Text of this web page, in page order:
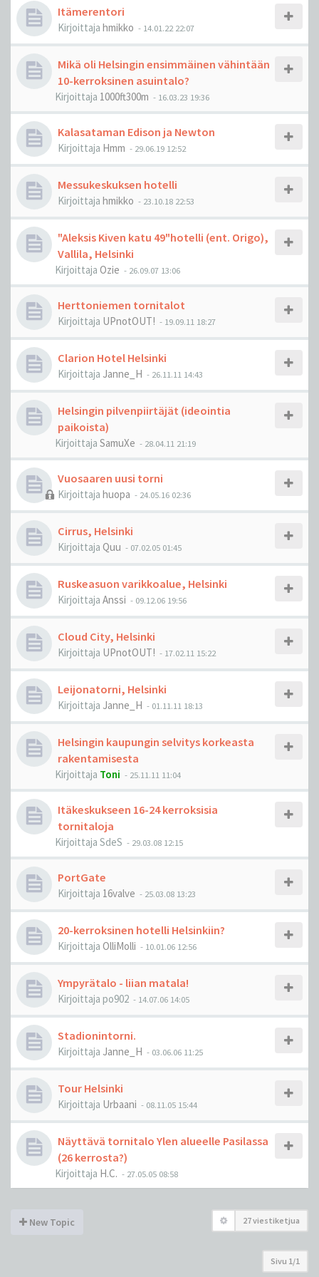
Itämerentori
Kirjoittaja hmikko - 14.01.22 22:07
Mikä oli Helsingin ensimmäinen vähintään
10-kerroksinen asuintalo?
Kirjoittaja 1000ft300m - 16.03.23 19:36
Kalasataman Edison ja Newton
Kirjoittaja Hmm - 29.06.19 12:52
Messukeskuksen hotelli
Kirjoittaja hmikko - 23.10.18 22:53
"Aleksis Kiven katu 49"hotelli (ent. Origo),
Vallila, Helsinki
Kirjoittaja Ozie - 26.09.07 13:06
Herttoniemen tornitalot
Kirjoittaja UPnotOUT! - 19.09.11 18:27
Clarion Hotel Helsinki
Kirjoittaja Janne_H - 26.11.11 14:43
Helsingin pilvenpiirtäjät (ideointia
paikoista)
Kirjoittaja SamuXe - 28.04.11 21:19
Vuosaaren uusi torni
Kirjoittaja huopa - 24.05.16 02:36
Cirrus, Helsinki
Kirjoittaja Quu - 07.02.05 01:45
Ruskeasuon varikkoalue, Helsinki
Kirjoittaja Anssi - 09.12.06 19:56
Cloud City, Helsinki
Kirjoittaja UPnotOUT! - 17.02.11 15:22
Leijonatorni, Helsinki
Kirjoittaja Janne_H - 01.11.11 18:13
Helsingin kaupungin selvitys korkeasta
rakentamisesta
Kirjoittaja Toni - 25.11.11 11:04
Itäkeskukseen 16-24 kerroksisia
tornitaloja
Kirjoittaja SdeS - 29.03.08 12:15
PortGate
Kirjoittaja 16valve - 25.03.08 13:23
20-kerroksinen hotelli Helsinkiin?
Kirjoittaja OlliMolli - 10.01.06 12:56
Ympyrätalo - liian matala!
Kirjoittaja po902 - 14.07.06 14:05
Stadionintorni.
Kirjoittaja Janne_H - 03.06.06 11:25
Tour Helsinki
Kirjoittaja Urbaani - 08.11.05 15:44
Näyttävä tornitalo Ylen alueelle Pasilassa
(26 kerrosta?)
Kirjoittaja H.C. - 27.05.05 08:58
New Topic 27 viestiketjua
Sivu 1/1